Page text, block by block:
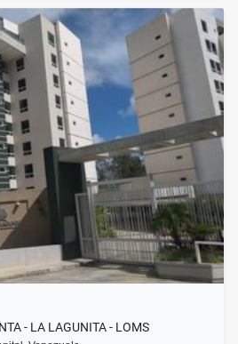
- LA LAGUNITA - LOMS